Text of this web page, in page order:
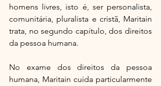
homens livres, isto é, ser personalista,
comunitária, pluralista e cristã, Maritain
trata, no segundo capítulo, dos direitos
da pessoa humana.
No exame dos direitos da pessoa
humana, Maritain cuida particularmente